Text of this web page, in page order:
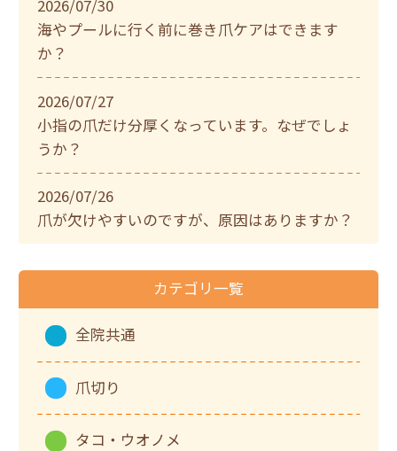
2026/07/30
海やプールに行く前に巻き爪ケアはできます
か？
2026/07/27
小指の爪だけ分厚くなっています。なぜでしょ
うか？
2026/07/26
爪が欠けやすいのですが、原因はありますか？
カテゴリ一覧
全院共通
爪切り
タコ・ウオノメ